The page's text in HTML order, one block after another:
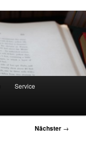
Service
Nächster →